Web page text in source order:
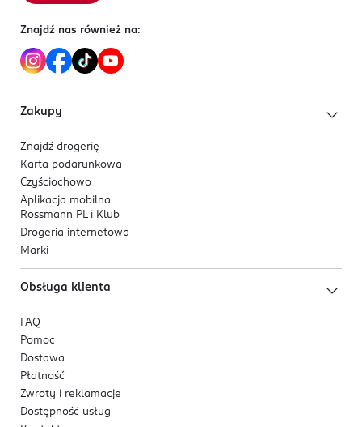
Znajdź nas również na:
Zakupy
Znajdź drogerię
Karta podarunkowa
Czyściochowo
Aplikacja mobilna
Rossmann PL i Klub
Drogeria internetowa
Marki
Obsługa klienta
FAQ
Pomoc
Dostawa
Płatność
Zwroty i reklamacje
Dostępność usług